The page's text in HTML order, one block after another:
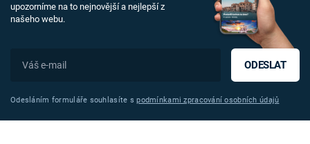
upozorníme na to nejnovější a nejlepší z
našeho webu.
ODESLAT
Odesláním formuláře souhlasíte spodmínkami zpracování osobních údajů